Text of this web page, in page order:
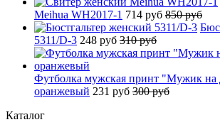
Meihua WH2017-1 714 руб 850 руб
5311/D-3 248 руб 310 руб
Футболка мужская принт "Мужик на
оранжевый 231 руб 300 руб
Каталог